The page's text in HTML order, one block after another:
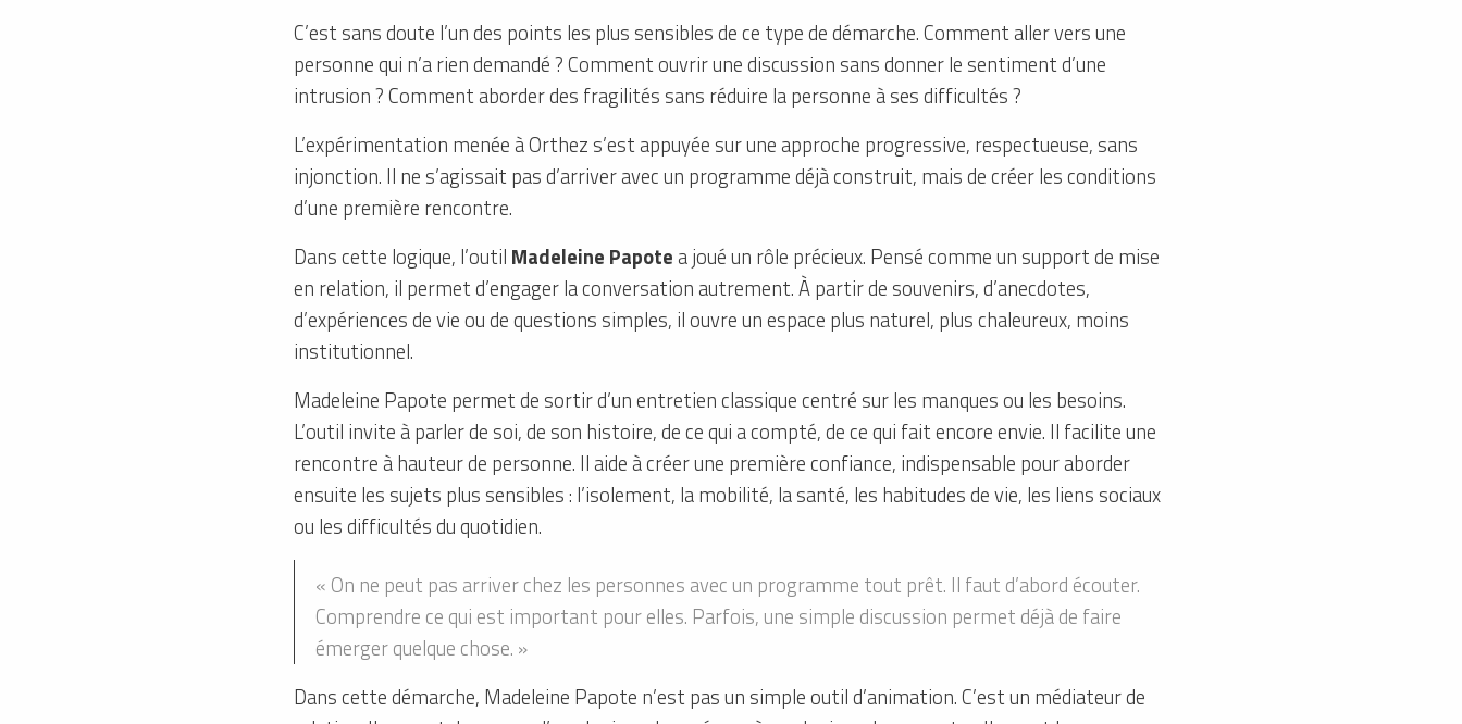
C’est sans doute l’un des points les plus sensibles de ce type de démarche. Comment aller vers une
personne qui n’a rien demandé ? Comment ouvrir une discussion sans donner le sentiment d’une
intrusion ? Comment aborder des fragilités sans réduire la personne à ses difficultés ?
L’expérimentation menée à Orthez s’est appuyée sur une approche progressive, respectueuse, sans
injonction. Il ne s’agissait pas d’arriver avec un programme déjà construit, mais de créer les conditions
d’une première rencontre.
Dans cette logique, l’outil Madeleine Papote a joué un rôle précieux. Pensé comme un support de mise
en relation, il permet d’engager la conversation autrement. À partir de souvenirs, d’anecdotes,
d’expériences de vie ou de questions simples, il ouvre un espace plus naturel, plus chaleureux, moins
institutionnel.
Madeleine Papote permet de sortir d’un entretien classique centré sur les manques ou les besoins.
L’outil invite à parler de soi, de son histoire, de ce qui a compté, de ce qui fait encore envie. Il facilite une
rencontre à hauteur de personne. Il aide à créer une première confiance, indispensable pour aborder
ensuite les sujets plus sensibles : l’isolement, la mobilité, la santé, les habitudes de vie, les liens sociaux
ou les difficultés du quotidien.
« On ne peut pas arriver chez les personnes avec un programme tout prêt. Il faut d’abord écouter.
Comprendre ce qui est important pour elles. Parfois, une simple discussion permet déjà de faire
émerger quelque chose. »
Dans cette démarche, Madeleine Papote n’est pas un simple outil d’animation. C’est un médiateur de